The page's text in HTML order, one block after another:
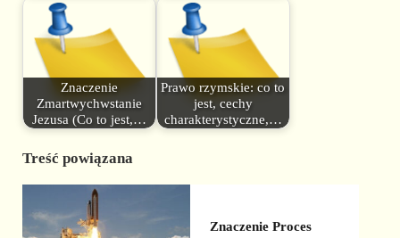
Znaczenie
Zmartwychwstanie
Jezusa (Co to jest,…
Prawo rzymskie: co to
jest, cechy
charakterystyczne,…
Treść powiązana
Znaczenie Proces